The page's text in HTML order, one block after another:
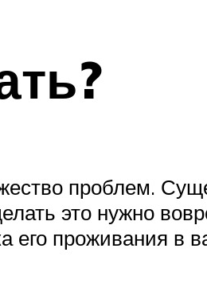
проблем.
это нужно
его проживания в